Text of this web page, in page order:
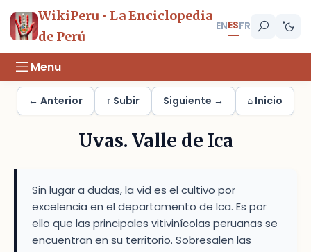
WikiPeru • La Enciclopedia
de Perú
ENESFR
Menu
← Anterior ↑ Subir Siguiente → ⌂ Inicio
Uvas. Valle de Ica
Sin lugar a dudas, la vid es el cultivo por
excelencia en el departamento de Ica. Es por
ello que las principales vitivinícolas peruanas se
encuentran en su territorio. Sobresalen las